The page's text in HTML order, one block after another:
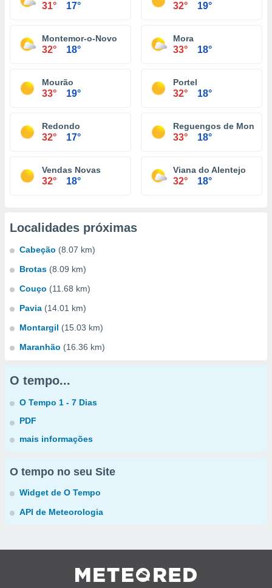
31° 17° 32° 19°
Montemor-o-Novo
32° 18°
Mora
33° 18°
Mourão
33° 19°
Portel
32° 18°
Redondo
32° 17°
Reguengos de
33° 18°
Vendas Novas
32° 18°
Viana do Alentejo
32° 18°
Localidades próximas
Cabeção (8.07 km)
Brotas (8.09 km)
Couço (11.68 km)
Pavia (14.01 km)
Montargil (15.03 km)
Maranhão (16.36 km)
O tempo...
O Tempo 1 - 7 Dias
PDF
mais informações
O tempo no seu Site
Widget de O Tempo
API de Meteorologia